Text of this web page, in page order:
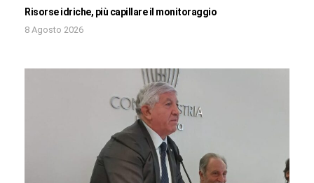
Risorse idriche, più capillare il monitoraggio
8 Agosto 2026